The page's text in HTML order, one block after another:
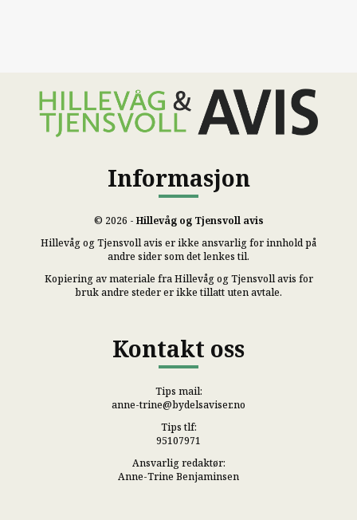
Informasjon
© 2026 - Hillevåg og Tjensvoll avis
Hillevåg og Tjensvoll avis er ikke ansvarlig for innhold på
andre sider som det lenkes til.
Kopiering av materiale fra Hillevåg og Tjensvoll avis for
bruk andre steder er ikke tillatt uten avtale.
Kontakt oss
Tips mail:
anne-trine@bydelsaviser.no
Tips tlf:
95107971
Ansvarlig redaktør:
Anne-Trine Benjaminsen